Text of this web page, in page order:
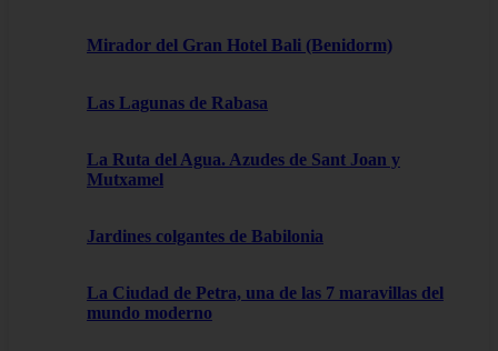
Mirador del Gran Hotel Bali (Benidorm)
Las Lagunas de Rabasa
La Ruta del Agua. Azudes de Sant Joan y
Mutxamel
Jardines colgantes de Babilonia
La Ciudad de Petra, una de las 7 maravillas del
mundo moderno